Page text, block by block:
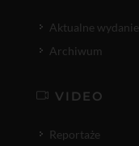
Aktualne wydanie
Archiwum
VIDEO
Reportaże